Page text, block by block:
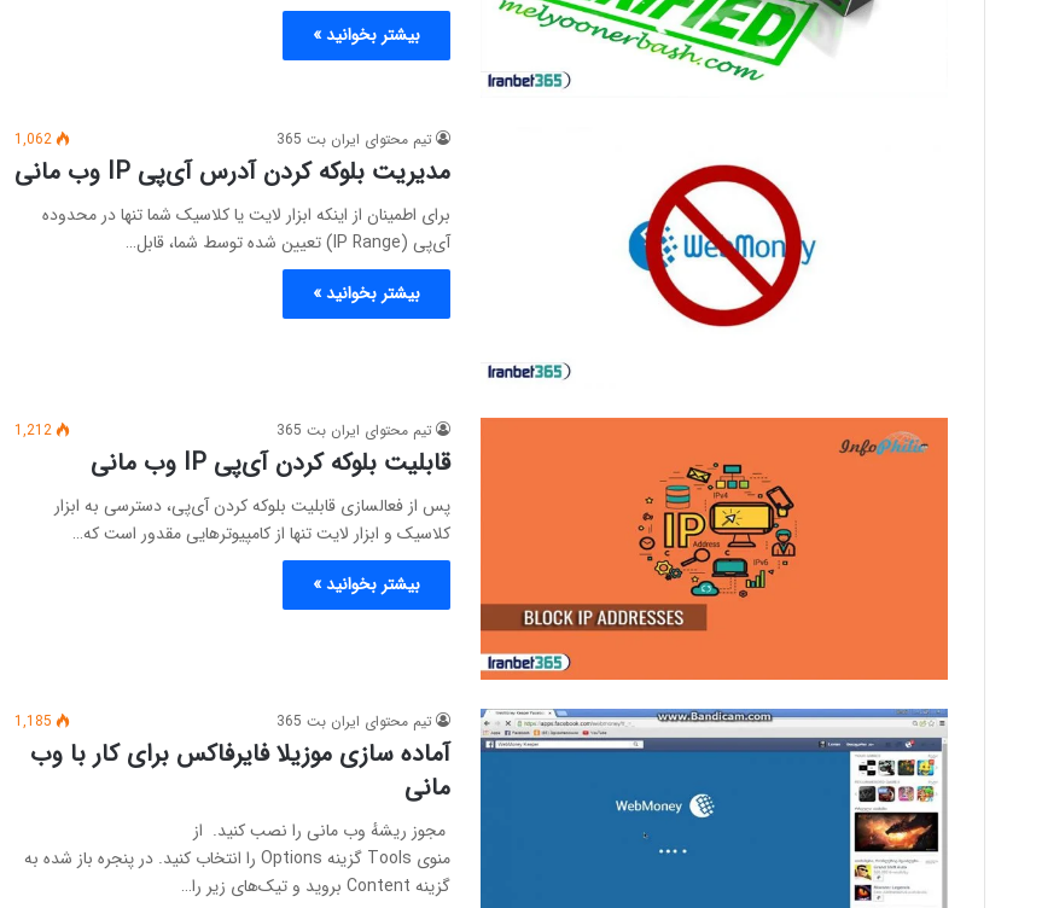
بیشتر بخوانید »
تیم محتوای ایران بت 365 1,062
مدیریت بلوکه کردن آدرس آی‌پی IP وب مانی
برای اطمینان از اینکه ابزار لایت یا کلاسیک شما تنها در محدوده
آی‌پی (IP Range) تعیین شده توسط شما، قابل…
بیشتر بخوانید »
تیم محتوای ایران بت 365 1,212
قابلیت بلوکه کردن آی‌پی IP وب مانی
پس از فعالسازی قابلیت بلوکه کردن آی‌پی، دسترسی‌ به ابزار
کلاسیک و ابزار لایت تنها از کامپیوتر‌هایی‌ مقدور است که…
بیشتر بخوانید »
تیم محتوای ایران بت 365 1,185
آماده سازی موزیلا فایرفاکس برای کار با وب
مانی
مجوز ریشهٔ وب مانی را نصب کنید. از
منوی Tools گزینه Options را انتخاب کنید. در پنجره باز شده به
گزینه Content بروید و تیک‌های زیر را…